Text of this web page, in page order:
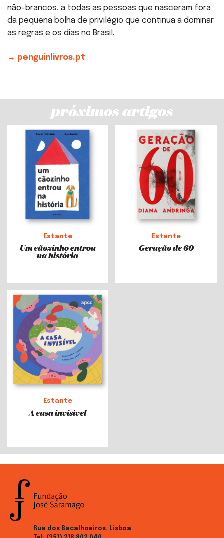
não-brancos, a todas as pessoas que nasceram fora
da pequena bolha de privilégio que continua a dominar
as regras e os dias no Brasil.
→ penguinlivros.pt
próximos artigos
Estante
Um cãozinho entrou
na história
Estante
Geração de 60
Estante
A casa invisível
Rua dos Bacalhoeiros, Lisboa